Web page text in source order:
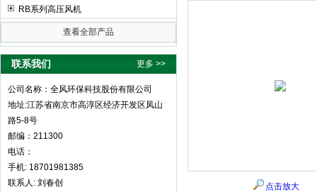
RB系列高压风机
查看全部产品
联系我们 更多 >>
公司名称：全风环保科技股份有限公司
地址:江苏省南京市高淳区经济开发区凤山
路5-8号
邮编：211300
电话：
手机: 18701981385
联系人: 刘春创
点击放大